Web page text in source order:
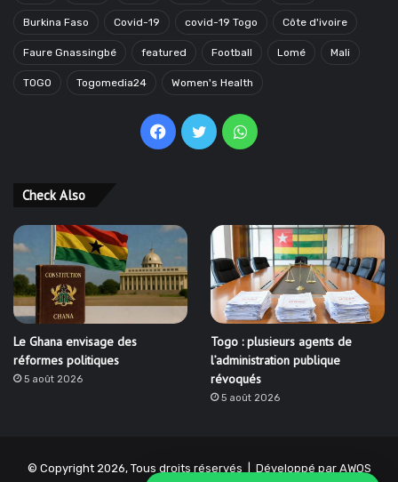
Burkina Faso Covid-19 covid-19 Togo Côte d'ivoire
Faure Gnassingbé featured Football Lomé Mali
TOGO Togomedia24 Women's Health
Facebook
TwitterWhatsApp
Check Also
Le Ghana envisage des
réformes politiques
5 août 2026
Togo : plusieurs agents de
l’administration publique
révoqués
5 août 2026
© Copyright 2026, Tous droits réservés | Développé par AWOS